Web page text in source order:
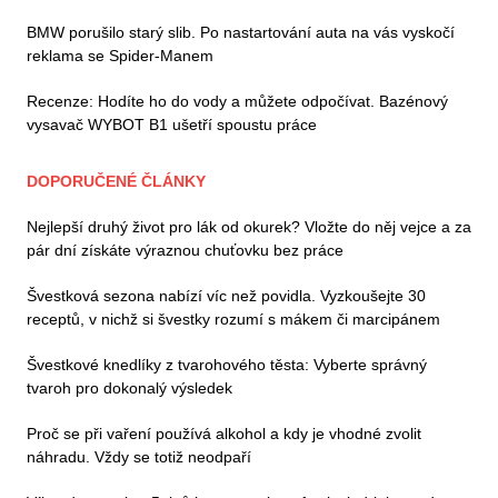
BMW porušilo starý slib. Po nastartování auta na vás vyskočí
reklama se Spider-Manem
Recenze: Hodíte ho do vody a můžete odpočívat. Bazénový
vysavač WYBOT B1 ušetří spoustu práce
DOPORUČENÉ ČLÁNKY
Nejlepší druhý život pro lák od okurek? Vložte do něj vejce a za
pár dní získáte výraznou chuťovku bez práce
Švestková sezona nabízí víc než povidla. Vyzkoušejte 30
receptů, v nichž si švestky rozumí s mákem či marcipánem
Švestkové knedlíky z tvarohového těsta: Vyberte správný
tvaroh pro dokonalý výsledek
Proč se při vaření používá alkohol a kdy je vhodné zvolit
náhradu. Vždy se totiž neodpaří